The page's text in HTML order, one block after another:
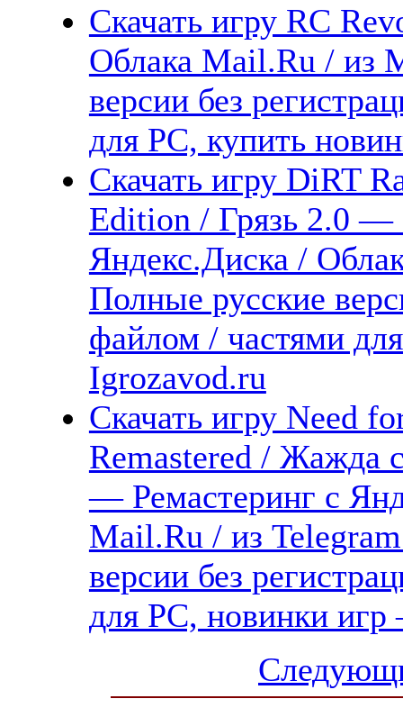
Скачать игру RC
Облака Mail.Ru / из
версии без
для PC, купить
Скачать игру DiRT
Edition / Грязь 2.0 —
Яндекс.Диска /
Полные русские
файлом / частями
Igrozavod.ru
Скачать игру Need
Remastered / Жажда
— Ремастеринг с
Mail.Ru / из
версии без
для PC, новинки